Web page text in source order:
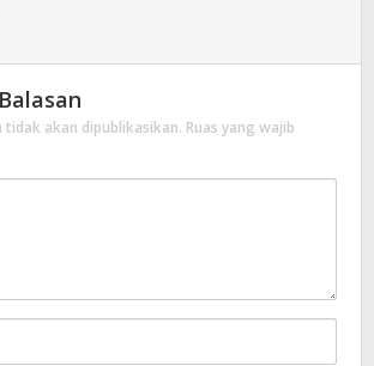
tidak akan dipublikasikan. Ruas yang wajib